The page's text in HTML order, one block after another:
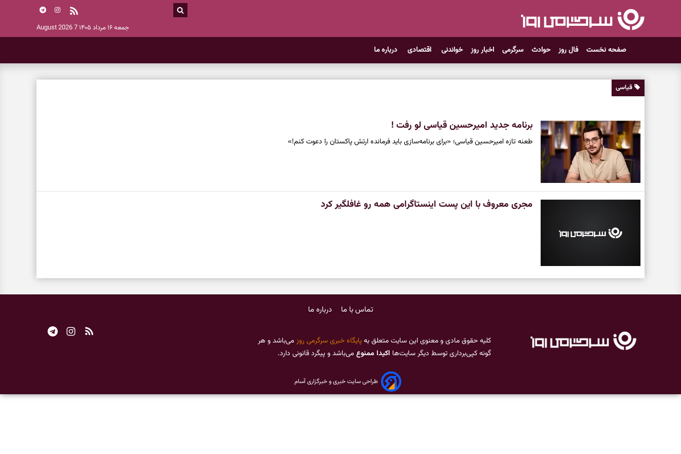
جمعه ۱۶ مرداد ۱۴۰۵ 7 August 2026
صفحه نخست فال روز حوادث سرگرمی اخبار روز خواندنی اقتصادی درباره ما
قیاسی
برنامه جدید امیرحسین قیاسی لو رفت !
طعنه تازه امیرحسین قیاسی؛ «برای برنامه‌سازی باید فرمانده ارتش پاکستان را دعوت کنم!»
مجری معروف با این پست اینستاگرامی همه رو غافلگیر کرد
تماس با ما درباره ما
کلیه حقوق مادی و معنوی این سایت متعلق بهپایگاه خبری سرگرمی روز می‌باشد و هر
گونه کپی‌برداری توسط دیگر سایت‌ها اکیدا ممنوع می‌باشد و پیگرد قانونی دارد.
طراحی سایت خبری و خبرگزاری آسام